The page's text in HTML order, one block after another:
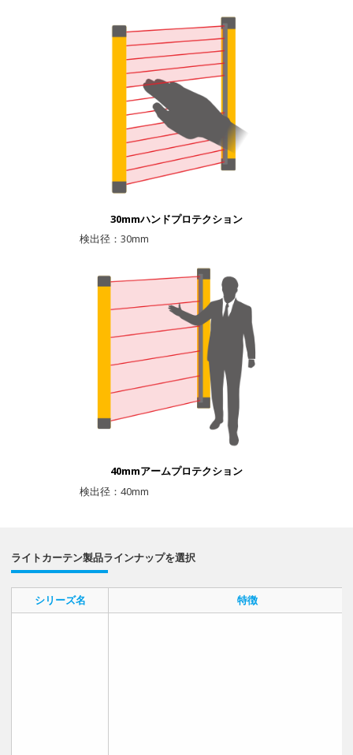
30mmハンドプロテクション
検出径：30mm
40mmアームプロテクション
検出径：40mm
ライトカーテン製品ラインナップを選択
シリーズ名 特徴